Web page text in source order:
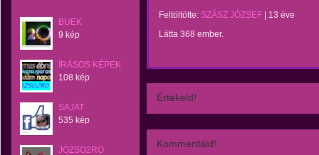
BUEK
9 kép
ÍRÁSOS KÉPEK
108 kép
SAJAT
535 kép
JOZSO2RO
Feltöltötte: SZÁSZ JÓZSEF
13 éve
Látta 368 ember.
Értékeld!
Kommentáld!